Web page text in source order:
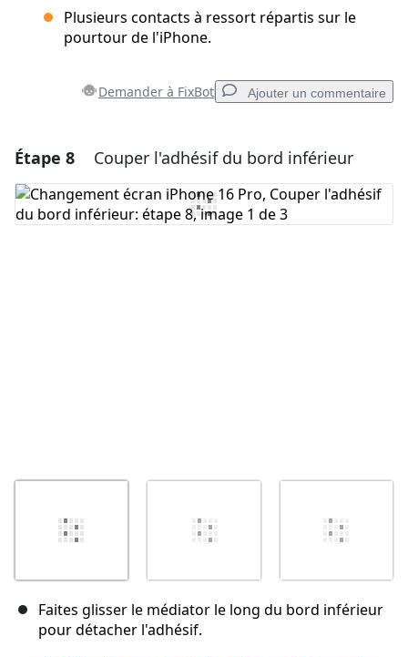
Plusieurs contacts à ressort répartis sur le
pourtour de l'iPhone.
Demander à FixBot Ajouter un commentaire
Ajouter un commentaire
Ajouter un commentaire
Étape 8 Couper l'adhésif du bord inférieur
Faites glisser le médiator le long du bord inférieur
pour détacher l'adhésif.